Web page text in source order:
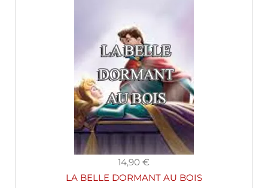
14,90 €
LA BELLE DORMANT AU BOIS